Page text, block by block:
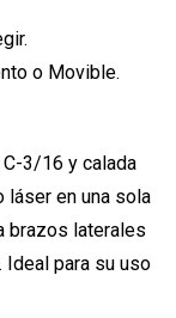
o Movible.
3/16 y calada
láser en una sola
brazos laterales
Ideal para su uso